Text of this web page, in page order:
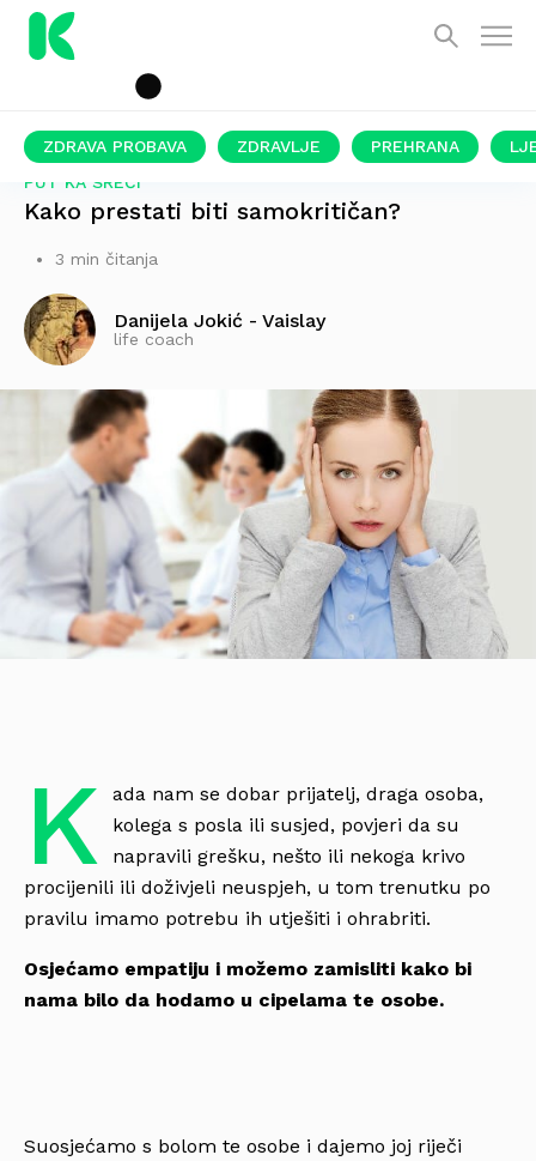
ZDRAVA PROBAVA ZDRAVLJE PREHRANA
PUT KA SREĆI
Kako prestati biti samokritičan?
3 min čitanja
Danijela Jokić - Vaislay
life coach
K
ada nam se dobar prijatelj, draga osoba,
kolega s posla ili susjed, povjeri da su
napravili grešku, nešto ili nekoga krivo
procijenili ili doživjeli neuspjeh, u tom trenutku po
pravilu imamo potrebu ih utješiti i ohrabriti.
Osjećamo empatiju i možemo zamisliti kako bi
nama bilo da hodamo u cipelama te osobe.
Suosjećamo s bolom te osobe i dajemo joj riječi